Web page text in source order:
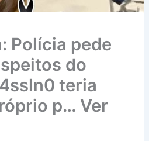
Polícia pede
do
teria
p… Ver